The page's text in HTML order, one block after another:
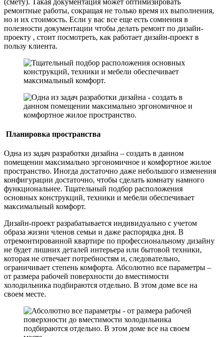
ремонтные работы, сокращая не только время их выполнения,
но и их стоимость. Если у вас все еще есть сомнения в
полезности документации чтобы делать ремонт по дизайн-
проекту , стоит посмотреть, как работает дизайн-проект в
пользу клиента.
Планировка пространства
Одна из задач разработки дизайна – создать в данном
помещении максимально эргономичное и комфортное жилое
пространство. Иногда достаточно даже небольшого изменения
конфигурации достаточно, чтобы сделать комнату намного
функциональнее. Тщательный подбор расположения
основных конструкций, техники и мебели обеспечивает
максимальный комфорт.
Дизайн-проект разрабатывается индивидуально с учетом
образа жизни членов семьи и даже распорядка дня. В
отремонтированной квартире по профессиональному дизайну
не будет лишних деталей интерьера или бытовой техники,
которая не отвечает потребностям и, следовательно,
ограничивает степень комфорта. Абсолютно все параметры –
от размера рабочей поверхности до вместимости
холодильника подбираются отдельно. В этом доме все на
своем месте.